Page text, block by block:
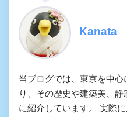
Kanata
当ブログでは、東京を中
り、その歴史や建築美、
に紹介しています。 実際